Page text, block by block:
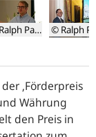
© Ralph Paas
Stephanie
Schmitt-
Grohé
(auf
‚Förderpreis
Währung
den Preis in